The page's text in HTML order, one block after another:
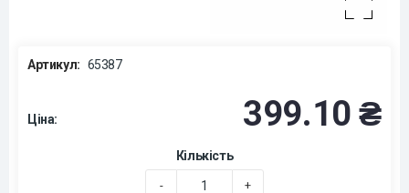
Артикул: 65387
Ціна: 399.10 ₴
Кількість
- +